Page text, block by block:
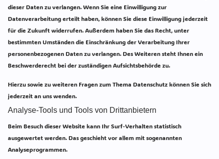
dieser Daten zu verlangen. Wenn Sie eine Einwilligung zur
Datenverarbeitung erteilt haben, können Sie diese Einwilligung jederzeit
für die Zukunft widerrufen. Außerdem haben Sie das Recht, unter
bestimmten Umständen die Einschränkung der Verarbeitung Ihrer
personenbezogenen Daten zu verlangen. Des Weiteren steht Ihnen ein
Beschwerderecht bei der zuständigen Aufsichtsbehörde zu.
Hierzu sowie zu weiteren Fragen zum Thema Datenschutz können Sie sich
jederzeit an uns wenden.
Analyse-Tools und Tools von Dritt­anbietern
Beim Besuch dieser Website kann Ihr Surf-Verhalten statistisch
ausgewertet werden. Das geschieht vor allem mit sogenannten
Analyseprogrammen.